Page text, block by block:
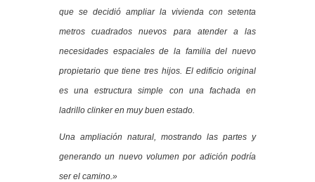
que se decidió ampliar la vivienda con setenta
metros cuadrados nuevos para atender a las
necesidades espaciales de la familia del nuevo
propietario que tiene tres hijos. El edificio original
es una estructura simple con una fachada en
ladrillo clinker en muy buen estado.
Una ampliación natural, mostrando las partes y
generando un nuevo volumen por adición podría
ser el camino.»